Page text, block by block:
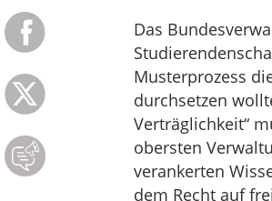
Das
Musterprozess
durchsetzen
Verträglichkeit“
obersten
verankerten
dem Recht auf